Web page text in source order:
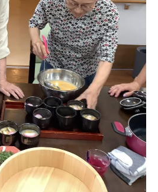
）
関東福祉専門学校
浦和学院高等学校
会高等学校
イアーレッズメディカルスポ